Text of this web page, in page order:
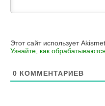
Этот сайт использует
Узнайте, как
0 КОММЕНТАРИЕВ